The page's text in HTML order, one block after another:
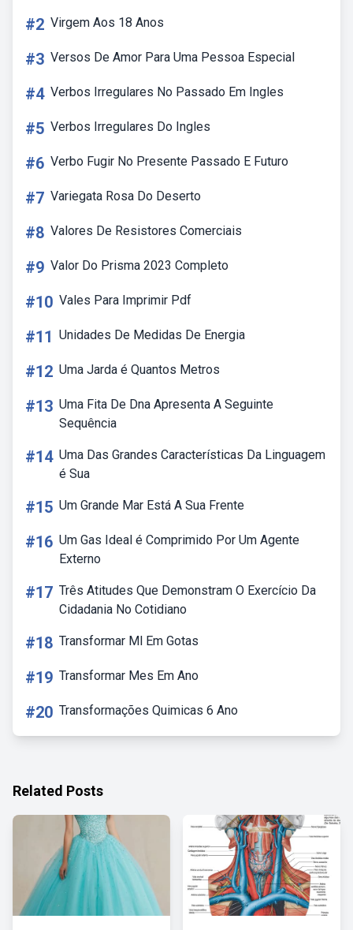
#2 Virgem Aos 18 Anos
#3 Versos De Amor Para Uma Pessoa Especial
#4 Verbos Irregulares No Passado Em Ingles
#5 Verbos Irregulares Do Ingles
#6 Verbo Fugir No Presente Passado E Futuro
#7 Variegata Rosa Do Deserto
#8 Valores De Resistores Comerciais
#9 Valor Do Prisma 2023 Completo
#10 Vales Para Imprimir Pdf
#11 Unidades De Medidas De Energia
#12 Uma Jarda é Quantos Metros
#13 Uma Fita De Dna Apresenta A Seguinte
Sequência
#14 Uma Das Grandes Características Da Linguagem
é Sua
#15 Um Grande Mar Está A Sua Frente
#16 Um Gas Ideal é Comprimido Por Um Agente
Externo
#17 Três Atitudes Que Demonstram O Exercício Da
Cidadania No Cotidiano
#18 Transformar Ml Em Gotas
#19 Transformar Mes Em Ano
#20 Transformações Quimicas 6 Ano
Related Posts